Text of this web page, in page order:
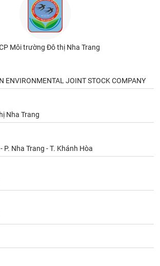
Môi trường Đô thị Nha Trang
ENVIRONMENTAL JOINT STOCK COMPANY
Nha Trang
P. Nha Trang - T. Khánh Hòa